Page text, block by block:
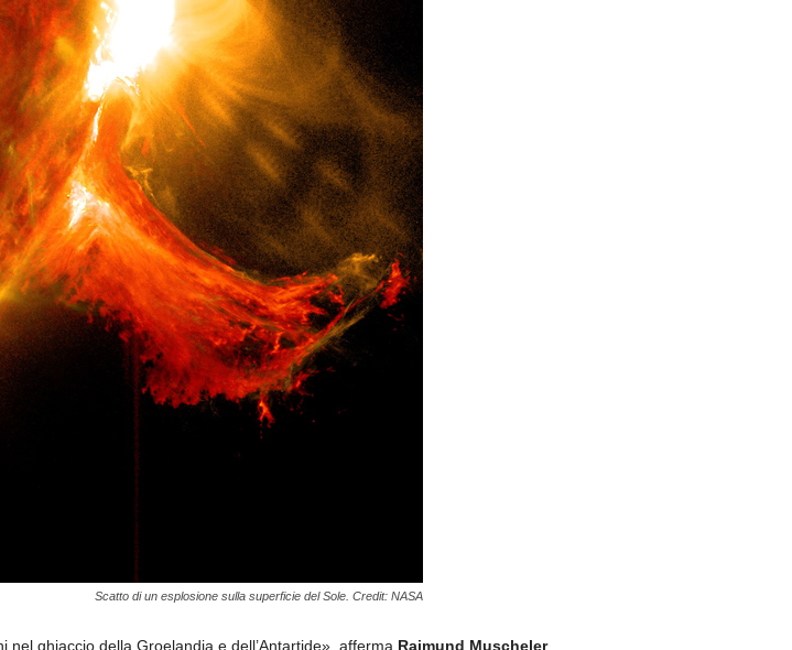
Scatto di un esplosione sulla superficie del Sole. Credit: NASA
ghiaccio della Groelandia e dell’Antartide», afferma Raimund Muscheler,